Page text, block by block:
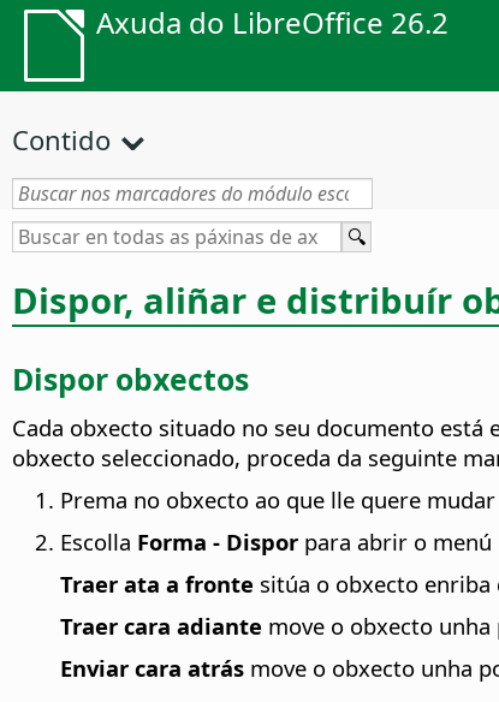
Axuda do LibreOffice 26.2
Contido
Dispor, aliñar e distribuír
Dispor obxectos
Cada obxecto situado no seu documento
obxecto seleccionado, proceda da seguinte
Prema no obxecto ao que lle quere
Escolla Forma - Dispor para abrir o menú
Traer ata a fronte sitúa o obxecto enriba
Traer cara adiante move o obxecto
Enviar cara atrás move o obxecto unha